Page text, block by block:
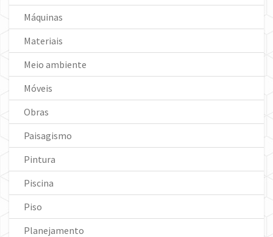
Máquinas
Materiais
Meio ambiente
Móveis
Obras
Paisagismo
Pintura
Piscina
Piso
Planejamento